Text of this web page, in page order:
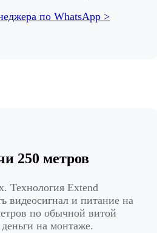
по WhatsApp >
250 метров
Технология Extend
видеосигнал и питание на
по обычной витой
на монтаже.